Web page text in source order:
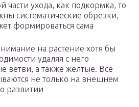
части ухода, как подкормка, то
систематические обрезки,
формироваться сама
на растение хотя бы
удаляя с него
ветви, а также желтые. Все
не только на внешнем
развитии